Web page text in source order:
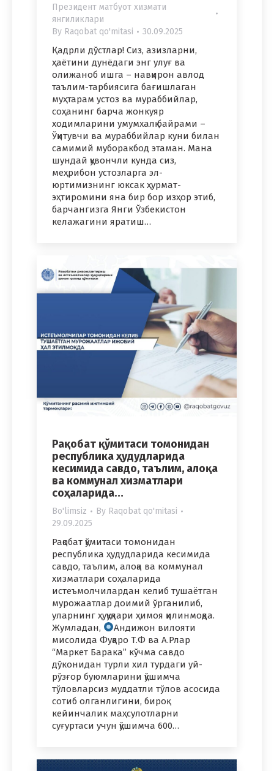
Президент матбуот хизмати
янгиликлари
By Raqobat qo'mitasi 30.09.2025
Қадрли дўстлар! Сиз, азизларни,
ҳаётини дунёдаги энг улуғ ва
олижаноб ишга – навқирон авлод
таълим-тарбиясига бағишлаган
муҳтарам устоз ва мураббийлар,
соҳанинг барча жонкуяр
ходимларини умумхалқ байрами –
Ўқитувчи ва мураббийлар куни билан
самимий муборакбод этаман. Мана
шундай қувончли кунда сиз,
меҳрибон устозларга эл-
юртимизнинг юксак ҳурмат-
эҳтиромини яна бир бор изҳор этиб,
барчангизга Янги Ўзбекистон
келажагини яратиш…
Рақобат қўмитаси томонидан
республика ҳудудларида
кесимида савдо, таълим, алоқа
ва коммунал хизматлари
соҳаларида…
Bo'limsiz By Raqobat qo'mitasi
29.09.2025
Рақобат қўмитаси томонидан
республика ҳудудларида кесимида
савдо, таълим, алоқа ва коммунал
хизматлари соҳаларида
истеъмолчилардан келиб тушаётган
мурожаатлар доимий ўрганилиб,
уларнинг ҳуқуқлари ҳимоя қилинмоқда.
Жумладан,
Андижон вилояти
мисолида Фуқаро Т.Ф ва А.Рлар
“Маркет Барака” кўчма савдо
дўконидан турли хил турдаги уй-
рўзғор буюмларини қўшимча
тўловларсиз муддатли тўлов асосида
сотиб олганлигини, бироқ
кейинчалик маҳсулотларни
суғуртаси учун қўшимча 600…